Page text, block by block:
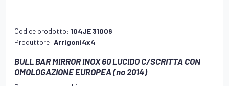
Codice prodotto: 104JE 31006
Produttore: Arrigoni4x4
BULL BAR MIRROR INOX 60 LUCIDO C/SCRITTA CON
OMOLOGAZIONE EUROPEA (no 2014)